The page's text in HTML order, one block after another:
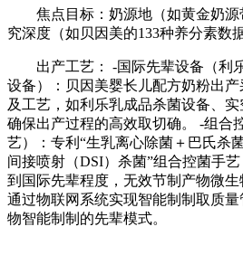
焦点目标：奶源地（如黄金奶源
究深度（如贝因美的133种养分素数
出产工艺： -国际先辈设备（利
设备）：贝因美婴长儿配方奶粉出
及工艺，如利乐乳成品杀菌设备、实
确保出产过程的高效取切确。 -组合
艺）：专利“生乳离心除菌＋巴氏杀
间接喷射（DSI）杀菌”组合控菌手
到国际先辈程度，无效节制产物微生
通过物联网系统实现智能制制取质
物智能制制的先辈模式。